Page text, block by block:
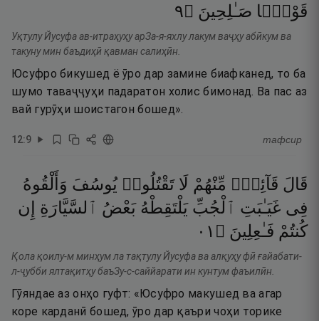
قَوْمًۭا صَـٰلِحِينَ ۝٩
Уқтулу Йусуфа ав-итраҳуҳу арЗа-я-яхлу лакум ваҷҳу абӣкум ва
такуну мин баъдиҳӣ қавман салиҳӣн.
Юсуфро бикушед ё ӯро дар замине биафканед, то ба
шумо таваҷҷуҳи падаратон холис бимонад. Ва пас аз
вай гурӯҳи шоистагон бошед».
12:9 тафсир
قَالَ قَآئِلٌۭ مِّنْهُمْ لَا تَقْتُلُوا۟ يُوسُفَ وَأَلْقُوهُ
فِى غَيَـٰبَتِ ٱلْجُبِّ يَلْتَقِطْهُ بَعْضُ ٱلسَّيَّارَةِ
إِن
كُنتُمْ فَـٰعِلِينَ ۝ ١٠
Қола қоилу-м минҳум ла тақтулу Йусуфа ва алқуҳу фӣ ғайабати-
л-ҷубби ялтақитҳу баъЗу-с-саййарати ин кунтум фаъилӣн.
Гӯяндае аз онҳо гуфт: «Юсуфро макушед ва агар
коре карданӣ бошед, ӯро дар қаъри чоҳи торике